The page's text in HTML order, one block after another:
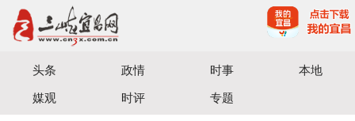
宜昌三峡融媒体中心主办
头条 政情 时事
本地
媒观
时评 专题